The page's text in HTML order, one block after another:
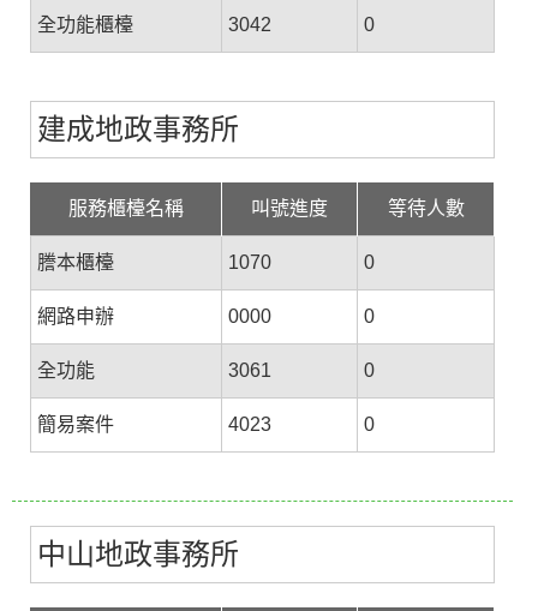
全功能櫃檯 3042 0
建成地政事務所
服務櫃檯名稱 叫號進度 等待人數
謄本櫃檯 1070 0
網路申辦 0000 0
全功能 3061 0
簡易案件 4023 0
中山地政事務所